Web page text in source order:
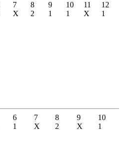
7
X
8
2
9
1
10
1
11
X
12
1
6
1
7
X
8
2
9
X
10
1